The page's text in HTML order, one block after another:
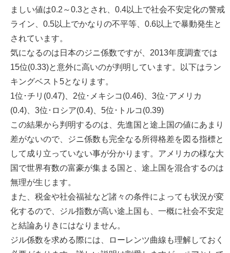
ましい値は0.2～0.3とされ、0.4以上で社会不安定化の警戒
ライン、0.5以上でかなりの不平等、0.6以上で暴動発生と
されています。
気になるのは日本のジニ係数ですが、2013年度調査では
15位(0.33)と意外に高いのが判明しています。以下はラン
キングベスト5となります。
1位･チリ(0.47)、2位･メキシコ(0.46)、3位･アメリカ
(0.4)、3位･ロシア(0.4)、5位･トルコ(0.39)
この結果から判明するのは、先進国と途上国の値にあまり
差がないので、ジニ係数も完全なる所得格差を図る指標と
して成り立っていない事が分かります。アメリカの様な大
国で世界有数の富豪が集まる国と、途上国を混合するのは
無理が生じます。
また、税金や社会福祉など諸々の条件によっても状況が変
化するので、ジル指数が高い途上国も、一概に社会不安定
と結論ありきにはなりません。
ジル係数を求める際には、ローレンツ曲線も理解しておく